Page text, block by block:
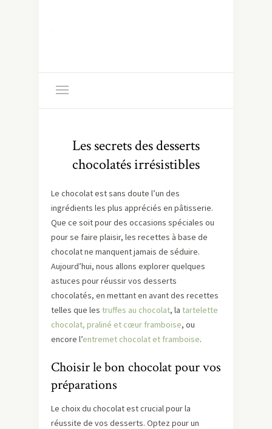
Les secrets des desserts
chocolatés irrésistibles
Le chocolat est sans doute l’un des
ingrédients les plus appréciés en pâtisserie.
Que ce soit pour des occasions spéciales ou
pour se faire plaisir, les recettes à base de
chocolat ne manquent jamais de séduire.
Aujourd’hui, nous allons explorer quelques
astuces pour réussir vos desserts
chocolatés, en mettant en avant des recettes
telles que les truffes au chocolat, la tartelette
chocolat, praliné et cœur framboise, ou
encore l’entremet chocolat et framboise.
Choisir le bon chocolat pour vos
préparations
Le choix du chocolat est crucial pour la
réussite de vos desserts. Optez pour un